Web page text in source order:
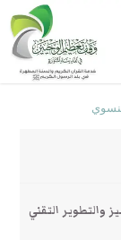
والتطوير التقني